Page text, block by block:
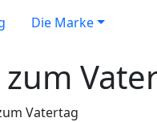
Die Marke
Vatertag